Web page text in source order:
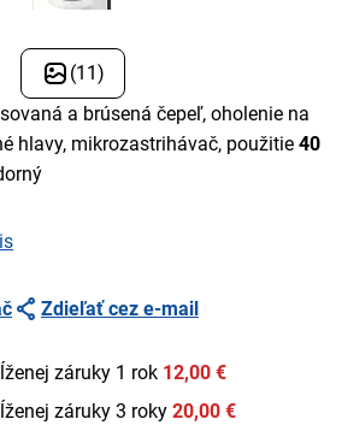
(11)
a brúsená čepeľ, oholenie na
hlavy, mikrozastrihávač, použitie 40
Zdieľať cez e-mail
záruky 1 rok 12,00 €
záruky 3 roky 20,00 €